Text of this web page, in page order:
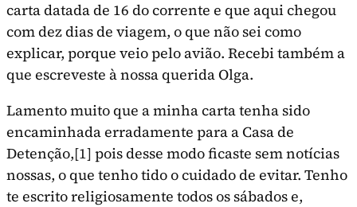
carta datada de 16 do corrente e que aqui chegou
com dez dias de viagem, o que não sei como
explicar, porque veio pelo avião. Recebi também a
que escreveste à nossa querida Olga.
Lamento muito que a minha carta tenha sido
encaminhada erradamente para a Casa de
Detenção,[1] pois desse modo ficaste sem notícias
nossas, o que tenho tido o cuidado de evitar. Tenho
te escrito religiosamente todos os sábados e,